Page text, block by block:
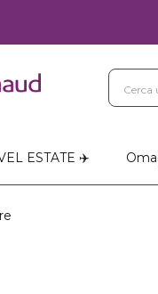
ESTATE ✈️